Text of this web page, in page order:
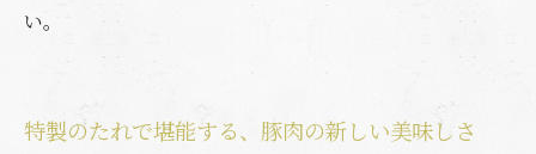
い。
特製のたれで堪能する、豚肉の新しい美味しさ